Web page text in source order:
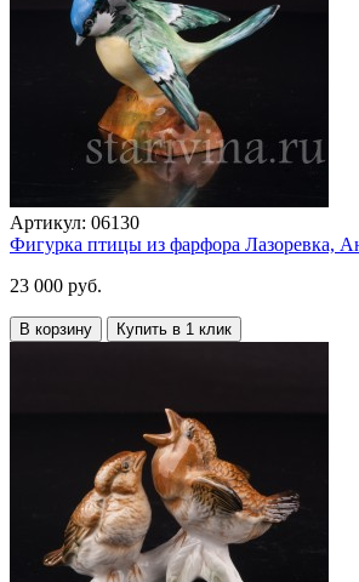
Артикул: 06130
Фигурка птицы из фарфора Лазоревка,
23 000 руб.
В корзину Купить в 1 клик